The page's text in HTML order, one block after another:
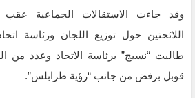
وقد جاءت الاستقالات الجماعية
اللائحتين حول توزيع اللجان ورئاسة
طالبت “نسيج” برئاسة الاتحاد وعدد من
قوبل برفض من جانب “رؤية طرابلس”.